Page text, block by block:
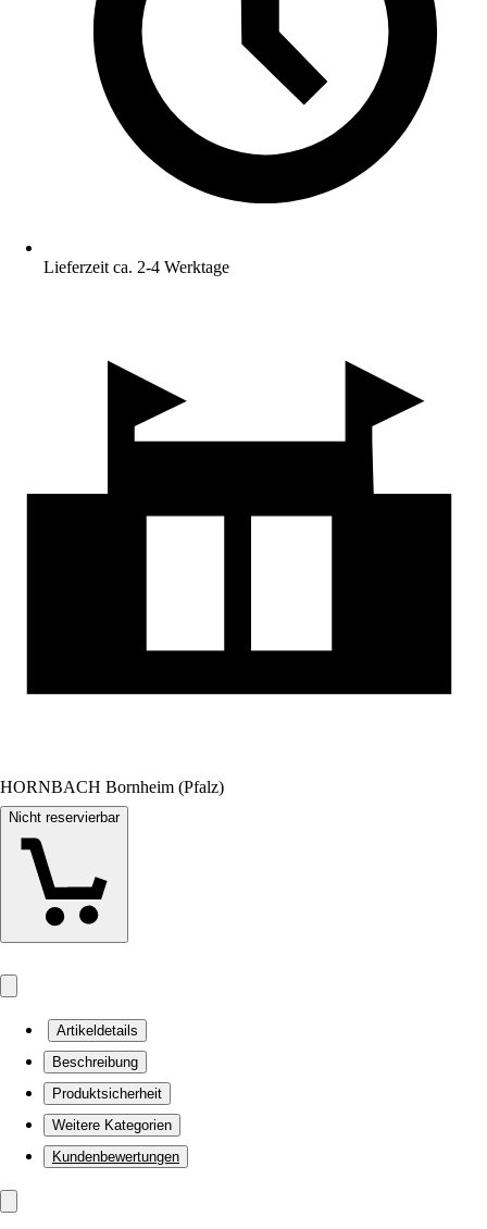
Lieferzeit ca. 2-4 Werktage
HORNBACH Bornheim (Pfalz)
Nicht reservierbar
Artikeldetails
Beschreibung
Produktsicherheit
Weitere Kategorien
Kundenbewertungen